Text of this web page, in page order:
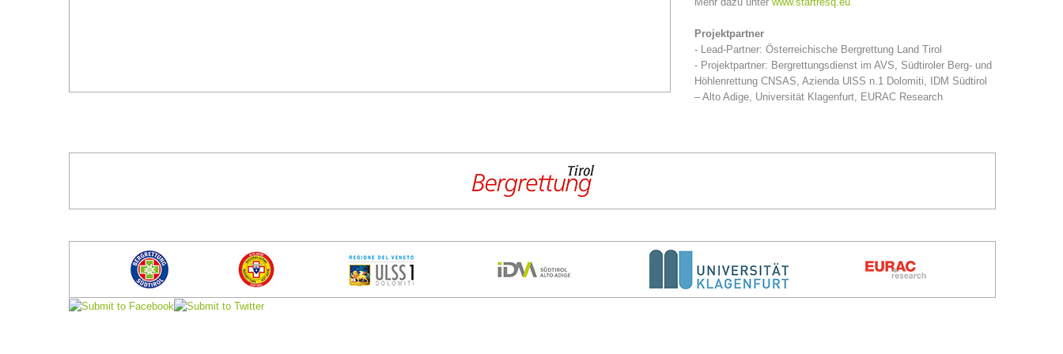
Projektpartner
- Lead-Partner: Österreichische Bergrettung Land Tirol
- Projektpartner: Bergrettungsdienst im AVS, Südtiroler Berg- und
Höhlenrettung CNSAS, Azienda UlSS n.1 Dolomiti, IDM Südtirol
– Alto Adige, Universität Klagenfurt, EURAC Research